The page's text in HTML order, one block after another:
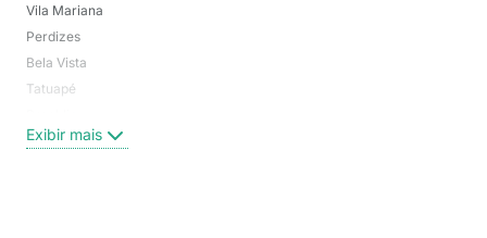
Vila Mariana
Perdizes
Bela Vista
Tatuapé
Centro
Exibir mais